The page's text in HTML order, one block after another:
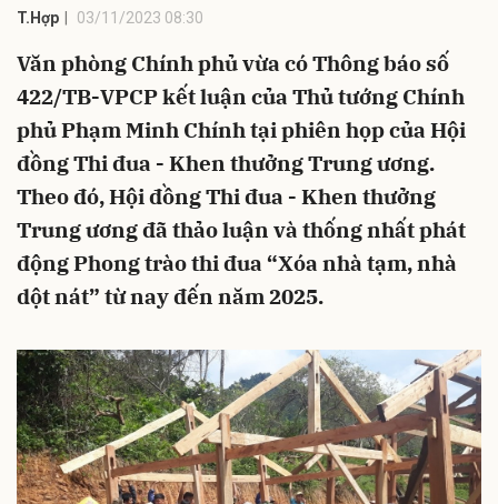
T.Hợp 03/11/2023 08:30
Văn phòng Chính phủ vừa có Thông báo số
422/TB-VPCP kết luận của Thủ tướng Chính
phủ Phạm Minh Chính tại phiên họp của Hội
đồng Thi đua - Khen thưởng Trung ương.
Theo đó, Hội đồng Thi đua - Khen thưởng
Trung ương đã thảo luận và thống nhất phát
động Phong trào thi đua “Xóa nhà tạm, nhà
dột nát” từ nay đến năm 2025.